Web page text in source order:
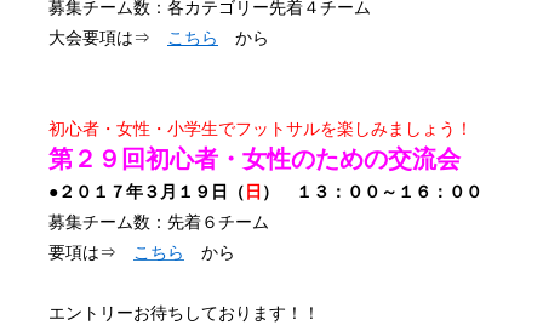
募集チーム数：各カテゴリー先着４チーム
大会要項は⇒
こちら から
初心者・女性・小学生でフットサルを楽しみましょう！
第２９回初心者・女性のための交流会
●２０１７年３月１９ 日（ 日 ） １３：００～１６：００
募集チーム数：先着６チーム
要項は⇒
こちら から
エントリーお待ちしております！！